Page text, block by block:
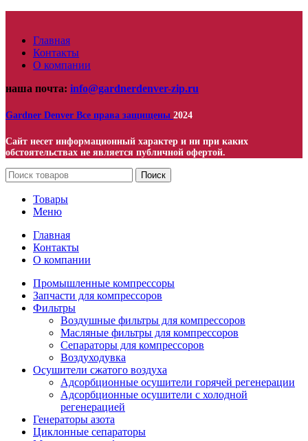
Главная
Контакты
О компании
наша почта: info@gardnerdenver-zip.ru
Gardner Denver Все права защищены 2024
Сайт несет информационный характер и ни при каких
обстоятельствах не является публичной офертой.
Поиск
Товары
Меню
Главная
Контакты
О компании
Промышленные компрессоры
Запчасти для компрессоров
Фильтры
Воздушные фильтры для компрессоров
Масляные фильтры для компрессоров
Сепараторы для компрессоров
Воздуходувка
Осушители сжатого воздуха
Адсорбционные осушители горячей регенерации
Адсорбционные осушители с холодной
регенерацией
Генераторы азота
Циклонные сепараторы